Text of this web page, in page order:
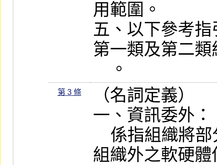
用範圍。
五、以下參考
第一類及第二
    。
第 3 條
（名詞定義）
一、資訊委外：
組織外之軟硬